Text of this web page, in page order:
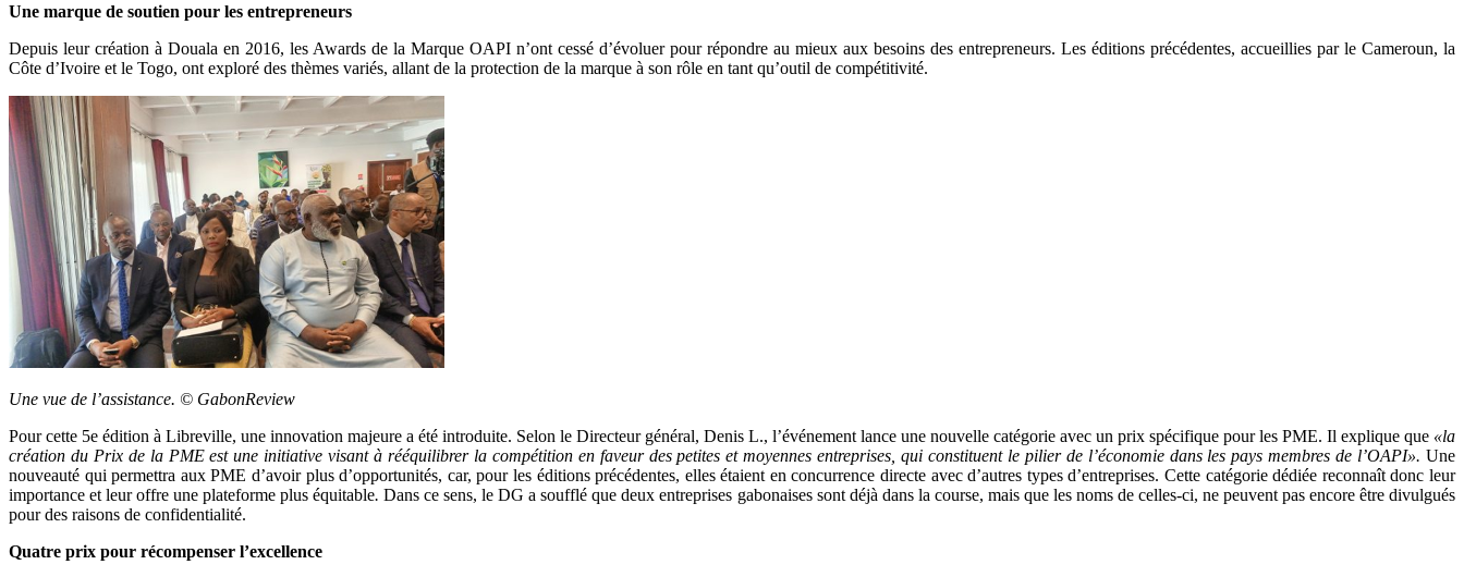
Une marque de soutien pour les entrepreneurs
Depuis leur création à Douala en 2016, les Awards de la Marque OAPI n’ont cessé d’évoluer pour répondre au mieux aux besoins des entrepreneurs. Les éditions précédentes, accueillies par le Cameroun, la
Côte d’Ivoire et le Togo, ont exploré des thèmes variés, allant de la protection de la marque à son rôle en tant qu’outil de compétitivité.
Une vue de l’assistance. © GabonReview
Pour cette 5e édition à Libreville, une innovation majeure a été introduite. Selon le Directeur général, Denis L., l’événement lance une nouvelle catégorie avec un prix spécifique pour les PME. Il explique que «la
création du Prix de la PME est une initiative visant à rééquilibrer la compétition en faveur des petites et moyennes entreprises, qui constituent le pilier de l’économie dans les pays membres de l’OAPI». Une
nouveauté qui permettra aux PME d’avoir plus d’opportunités, car, pour les éditions précédentes, elles étaient en concurrence directe avec d’autres types d’entreprises. Cette catégorie dédiée reconnaît donc leur
importance et leur offre une plateforme plus équitable. Dans ce sens, le DG a soufflé que deux entreprises gabonaises sont déjà dans la course, mais que les noms de celles-ci, ne peuvent pas encore être divulgués
pour des raisons de confidentialité.
Quatre prix pour récompenser l’excellence